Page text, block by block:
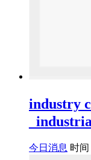
industry
今日消息 时间